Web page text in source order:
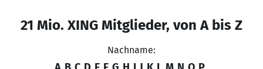
21 Mio. XING Mitglieder, von A bis Z
Nachname: